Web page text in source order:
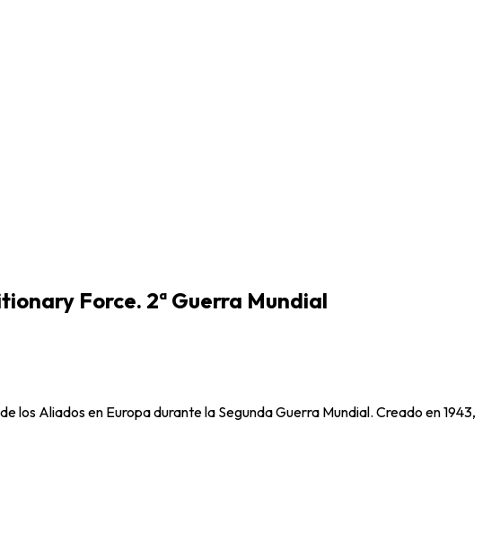
Force. 2ª Guerra Mundial
Aliados en Europa durante la Segunda Guerra Mundial. Creado en 1943,